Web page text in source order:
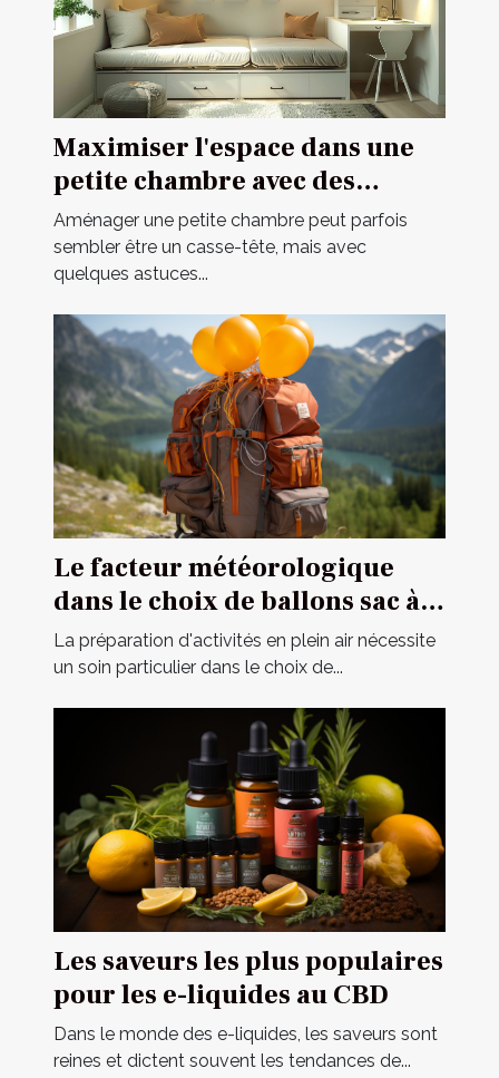
Maximiser l'espace dans une
petite chambre avec des
meubles multifonctionnels
Aménager une petite chambre peut parfois
sembler être un casse-tête, mais avec
quelques astuces...
Le facteur météorologique
dans le choix de ballons sac à
dos pour des opérations
extérieures
La préparation d'activités en plein air nécessite
un soin particulier dans le choix de...
Les saveurs les plus populaires
pour les e-liquides au CBD
Dans le monde des e-liquides, les saveurs sont
reines et dictent souvent les tendances de...